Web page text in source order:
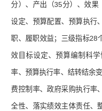
分）、产出（35分）、效果
设定、预算配置、预算执行
职、履职效益；三级指标28
效目标设定、预算编制科
率、预算执行率、结转结余
费控制率、政府采购执行率
全性、落实绩效主体责任、